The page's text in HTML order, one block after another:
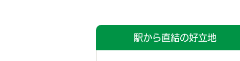
駅から直結の好立地